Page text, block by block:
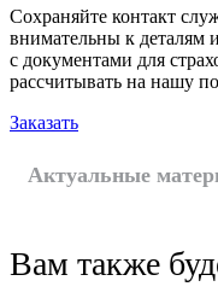
Сохраняйте контакт
внимательны к деталям
с документами для
рассчитывать на нашу
Заказать
Актуальные
Вам также